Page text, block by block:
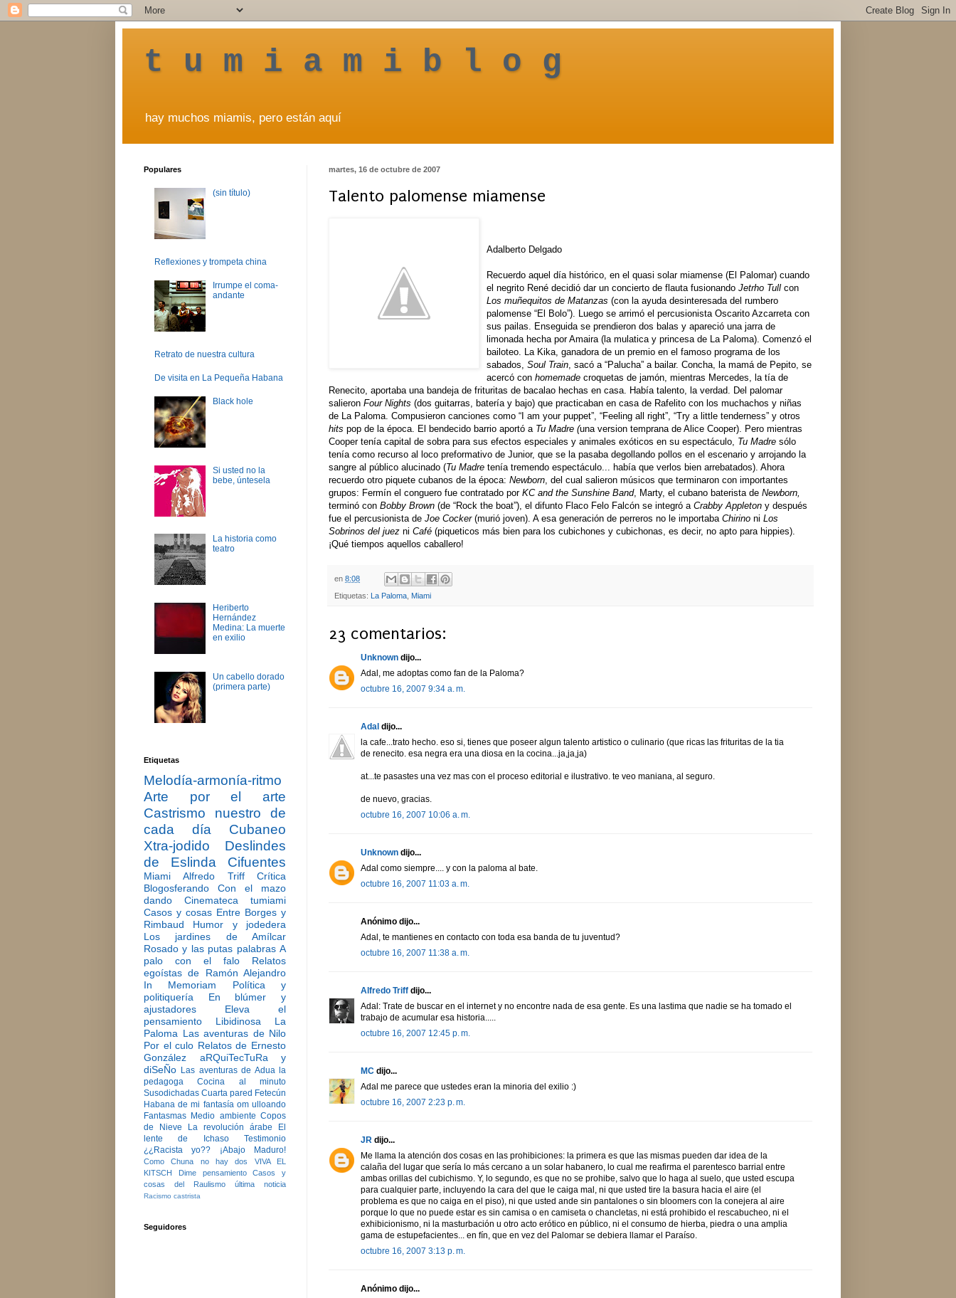
t u m i a m i b l o g
hay muchos miamis, pero están aquí
martes, 16 de octubre de 2007
Talento palomense miamense
Adalberto Delgado
Recuerdo aquel día histórico, en el quasi solar miamense (El Palomar) cuando
el negrito René decidió dar un concierto de flauta fusionando Jetrho Tull con
Los muñequitos de Matanzas (con la ayuda desinteresada del rumbero
palomense “El Bolo”). Luego se arrimó el percusionista Oscarito Azcarreta con
sus pailas. Enseguida se prendieron dos balas y apareció una jarra de
limonada hecha por Amaira (la mulatica y princesa de La Paloma). Comenzó el
bailoteo. La Kika, ganadora de un premio en el famoso programa de los
sabados, Soul Train , sacó a “Palucha” a bailar. Concha, la mamá de Pepito, se
acercó con homemade croquetas de jamón, mientras Mercedes, la tía de
Renecito, aportaba una bandeja de frituritas de bacalao hechas en casa. Había talento, la verdad. Del palomar
salieron Four Nights (dos guitarras, batería y bajo) que practicaban en casa de Rafelito con los muchachos y niñas
de La Paloma. Compusieron canciones como “I am your puppet”, “Feeling all right”, “Try a little tenderness” y otros
hits pop de la época. El bendecido barrio aportó a Tu Madre (una version temprana de Alice Cooper). Pero mientras
Cooper tenía capital de sobra para sus efectos especiales y animales exóticos en su espectáculo, Tu Madre sólo
tenía como recurso al loco preformativo de Junior, que se la pasaba degollando pollos en el escenario y arrojando la
sangre al público alucinado (Tu Madre tenía tremendo espectáculo... había que verlos bien arrebatados). Ahora
recuerdo otro piquete cubanos de la época: Newborn , del cual salieron músicos que terminaron con importantes
grupos: Fermín el conguero fue contratado por KC and the Sunshine Band, Marty, el cubano baterista de Newborn,
terminó con Bobby Brown (de “Rock the boat”), el difunto Flaco Felo Falcón se integró a Crabby Appleton y después
fue el percusionista de Joe Cocker(murió joven). A esa generación de perreros no le importaba Chirino ni Los
Sobrinos del juez ni Café (piqueticos más bien para los cubichones y cubichonas, es decir, no apto para hippies).
¡Qué tiempos aquellos caballero!
en 8:08
Etiquetas: La Paloma Miami
23 comentarios:
Unknown dijo...
Adal, me adoptas como fan de la Paloma?
octubre 16, 2007 9:34 a. m.
Adal dijo...
la cafe...trato hecho. eso si, tienes que poseer algun talento artistico o culinario (que ricas las frituritas de la tia
de renecito. esa negra era una diosa en la cocina...ja,ja,ja)
at...te pasastes una vez mas con el proceso editorial e ilustrativo. te veo maniana, al seguro.
de nuevo, gracias.
octubre 16, 2007 10:06 a. m.
Unknown dijo...
Adal como siempre.... y con la paloma al bate.
octubre 16, 2007 11:03 a. m.
Anónimo dijo...
Adal, te mantienes en contacto con toda esa banda de tu juventud?
octubre 16, 2007 11:38 a. m.
Alfredo Triff dijo...
Adal: Trate de buscar en el internet y no encontre nada de esa gente. Es una lastima que nadie se ha tomado el
trabajo de acumular esa historia.....
octubre 16, 2007 12:45 p. m.
MC dijo...
Adal me parece que ustedes eran la minoria del exilio :)
octubre 16, 2007 2:23 p. m.
JR dijo...
Me llama la atención dos cosas en las prohibiciones: la primera es que las mismas pueden dar idea de la
calaña del lugar que sería lo más cercano a un solar habanero, lo cual me reafirma el parentesco barrial entre
ambas orillas del cubichismo. Y, lo segundo, es que no se prohibe, salvo que lo haga al suelo, que usted escupa
para cualquier parte, incluyendo la cara del que le caiga mal, ni que usted tire la basura hacia el aire (el
problema es que no caiga en el piso), ni que usted ande sin pantalones o sin bloomers con la conejera al aire
porque lo que no puede estar es sin camisa o en camiseta o chancletas, ni está prohibido el rescabucheo, ni el
exhibicionismo, ni la masturbación u otro acto erótico en público, ni el consumo de hierba, piedra o una amplia
gama de estupefacientes... en fín, que en vez del Palomar se debiera llamar el Paraíso.
octubre 16, 2007 3:13 p. m.
Anónimo dijo...
Populares
(sin título)
Reflexiones y trompeta china
Irrumpe el coma-
andante
Retrato de nuestra cultura
De visita en La Pequeña Habana
Black hole
Si usted no la
bebe, úntesela
La historia como
teatro
Heriberto
Hernández
Medina: La muerte
en exilio
Un cabello dorado
(primera parte)
Etiquetas
Melodía-armonía-ritmo
Arte por el arte
Castrismo nuestro de
cada día
Cubaneo
Xtra-jodido
Deslindes
de Eslinda Cifuentes
Miami Alfredo Triff
Crítica
Blogosferando
Con el mazo
dando
Cinemateca tumiami
Casos y cosas Entre Borges y
Rimbaud
Humor y jodedera
Los jardines de Amílcar
Rosado y las putas palabras A
palo con el falo
Relatos
egoístas de Ramón Alejandro
In Memoriam
Política y
politiquería
En blúmer y
ajustadores
Eleva el
pensamiento
Libidinosa
La
Paloma Las aventuras de Nilo
Por el culo Relatos de Ernesto
González
aRQuiTecTuRa y
diSeÑo Las aventuras de Adua la
pedagoga
Cocina al minuto
Susodichadas Cuarta pared Fetecún
Habana de mi fantasía om ulloando
Fantasmas Medio ambiente Copos
de Nieve
La revolución árabe
El
lente de Ichaso
Testimonio
¿¿Racista yo??
¡Abajo Maduro!
Como Chuna no hay dos
VIVA EL
KITSCH
Dime pensamiento
Casos y
cosas del Raulismo
última noticia
Racismo castrista
Seguidores